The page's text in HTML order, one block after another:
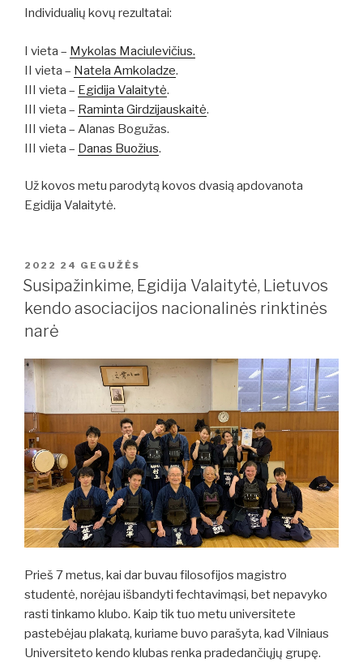
Individualių kovų rezultatai:
I vieta – Mykolas Maciulevičius.
II vieta – Natela Amkoladze.
III vieta – Egidija Valaitytė.
III vieta – Raminta Girdzijauskaitė.
III vieta – Alanas Bogužas.
III vieta – Danas Buožius.
Už kovos metu parodytą kovos dvasią apdovanota
Egidija Valaitytė.
PASKELBTA
2022 24 GEGUŽĖS
Susipažinkime, Egidija Valaitytė, Lietuvos
kendo asociacijos nacionalinės rinktinės
narė
Prieš 7 metus, kai dar buvau filosofijos magistro
studentė, norėjau išbandyti fechtavimąsi, bet nepavyko
rasti tinkamo klubo. Kaip tik tuo metu universitete
pastebėjau plakatą, kuriame buvo parašyta, kad Vilniaus
Universiteto kendo klubas renka pradedančiųjų grupę.